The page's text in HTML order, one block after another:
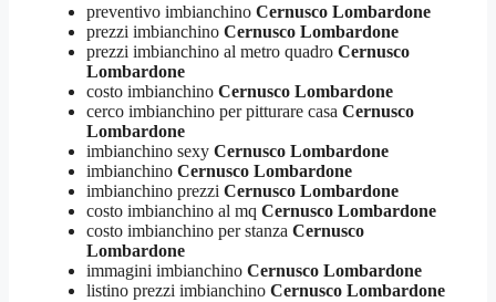
preventivo imbianchino Cernusco Lombardone
prezzi imbianchino Cernusco Lombardone
prezzi imbianchino al metro quadro Cernusco
Lombardone
costo imbianchino Cernusco Lombardone
cerco imbianchino per pitturare casa Cernusco
Lombardone
imbianchino sexy Cernusco Lombardone
imbianchino Cernusco Lombardone
imbianchino prezzi Cernusco Lombardone
costo imbianchino al mq Cernusco Lombardone
costo imbianchino per stanza Cernusco
Lombardone
immagini imbianchino Cernusco Lombardone
listino prezzi imbianchino Cernusco Lombardone